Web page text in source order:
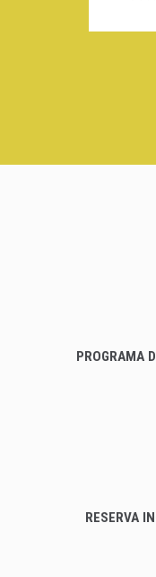
PROGRAMA
RESERVA